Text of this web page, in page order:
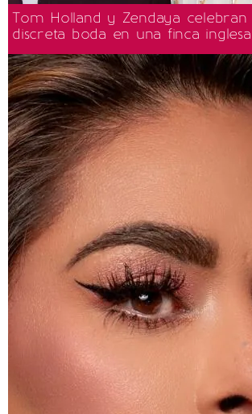
Tom Holland y Zendaya
discreta boda en una finca inglesa